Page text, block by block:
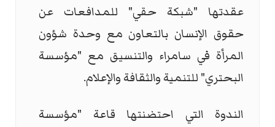
عقدتها "شبكة حقي" للمدافعات عن
حقوق الإنسان بالتعاون مع وحدة شؤون
المرأة في سامراء والتنسيق مع "مؤسسة
البحتري" للتنمية والثقافة والإعلام.
الندوة التي احتضنتها قاعة "مؤسسة